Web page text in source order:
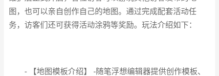
图，也可以亲自创作自己的地图。通过完成配套活动任
务，访客们还可获得活动涂鸦等奖励。玩法介绍如下：
- 【地图模板介绍】 -随笔浮想编辑器提供创作模板、